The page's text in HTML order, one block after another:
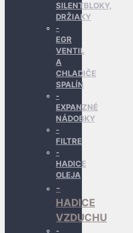
SILENTBLOKY,
DRŽIAKY
EGR
VENTIL
A
CHLADIČE
SPALÍN
EXPANZNÉ
NÁDOBKY
FILTRE
HADICE
OLEJA
HADICE
VZDUCHU